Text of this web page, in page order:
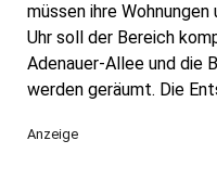
müssen ihre
Uhr soll der Bereich
Adenauer-Allee und die
werden geräumt. Die
Anzeige